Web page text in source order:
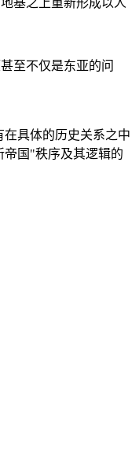
至不仅是东亚的问
具体的历史关系之中
国"秩序及其逻辑的